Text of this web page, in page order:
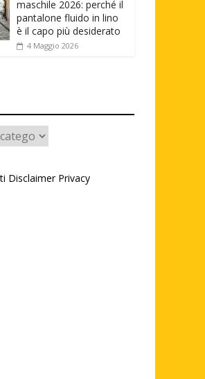
maschile 2026: perché il
pantalone fluido in lino
è il capo più desiderato
4 Maggio 2026
Disclaimer Privacy